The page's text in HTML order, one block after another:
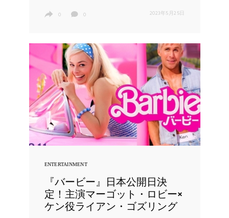
0 0 2023年5月25日
ENTERTAINMENT
『バービー』日本公開日決
定！主演マーゴット・ロビー×
ケン役ライアン・ゴズリング